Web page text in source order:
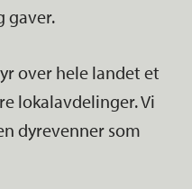
gaver.
over hele landet et
lokalavdelinger. Vi
dyrevenner som